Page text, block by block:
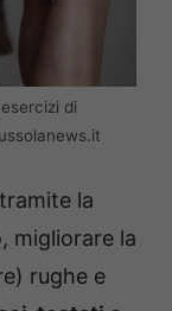
di
la
migliorare la
rughe e